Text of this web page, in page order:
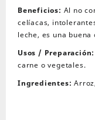
cantidad
Beneficios: Al no
celíacas,
leche, es una
Usos / Preparación:
carne o vegetales.
Ingredientes: